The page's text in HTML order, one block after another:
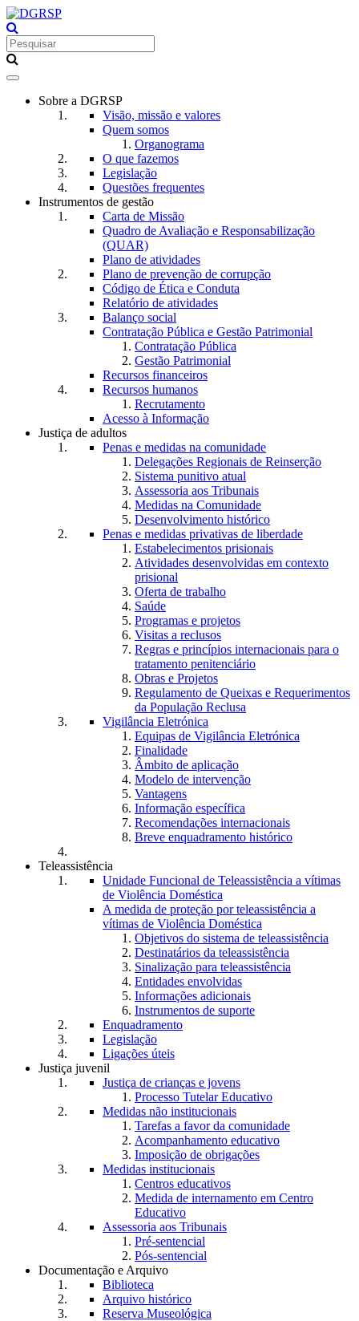
Toggle
navigationSobre a DGRSP
Visão, missão e valores
Quem somos
Organograma
O que fazemos
Legislação
Questões frequentes
Instrumentos de gestão
Carta de Missão
Quadro de Avaliação e Responsabilização
(QUAR)
Plano de atividades
Plano de prevenção de corrupção
Código de Ética e Conduta
Relatório de atividades
Balanço social
Contratação Pública e Gestão Patrimonial
Contratação Pública
Gestão Patrimonial
Recursos financeiros
Recursos humanos
Recrutamento
Acesso à Informação
Justiça de adultos
Penas e medidas na comunidade
Delegações Regionais de Reinserção
Sistema punitivo atual
Assessoria aos Tribunais
Medidas na Comunidade
Desenvolvimento histórico
Penas e medidas privativas de liberdade
Estabelecimentos prisionais
Atividades desenvolvidas em contexto
prisional
Oferta de trabalho
Saúde
Programas e projetos
Visitas a reclusos
Regras e princípios internacionais para o
tratamento penitenciário
Obras e Projetos
Regulamento de Queixas e Requerimentos
da População Reclusa
Vigilância Eletrónica
Equipas de Vigilância Eletrónica
Finalidade
Âmbito de aplicação
Modelo de intervenção
Vantagens
Informação específica
Recomendações internacionais
Breve enquadramento histórico
Teleassistência
Unidade Funcional de Teleassistência a vítimas
de Violência Doméstica
A medida de proteção por teleassistência a
vítimas de Violência Doméstica
Objetivos do sistema de teleassistência
Destinatários da teleassistência
Sinalização para teleassistência
Entidades envolvidas
Informações adicionais
Instrumentos de suporte
Enquadramento
Legislação
Ligações úteis
Justiça juvenil
Justiça de crianças e jovens
Processo Tutelar Educativo
Medidas não institucionais
Tarefas a favor da comunidade
Acompanhamento educativo
Imposição de obrigações
Medidas institucionais
Centros educativos
Medida de internamento em Centro
Educativo
Assessoria aos Tribunais
Pré-sentencial
Pós-sentencial
Documentação e Arquivo
Biblioteca
Arquivo histórico
Reserva Museológica